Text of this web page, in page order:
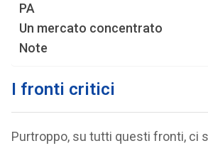
PA
Un mercato concentrato
Note
I fronti critici
Purtroppo, su tutti questi fronti, ci